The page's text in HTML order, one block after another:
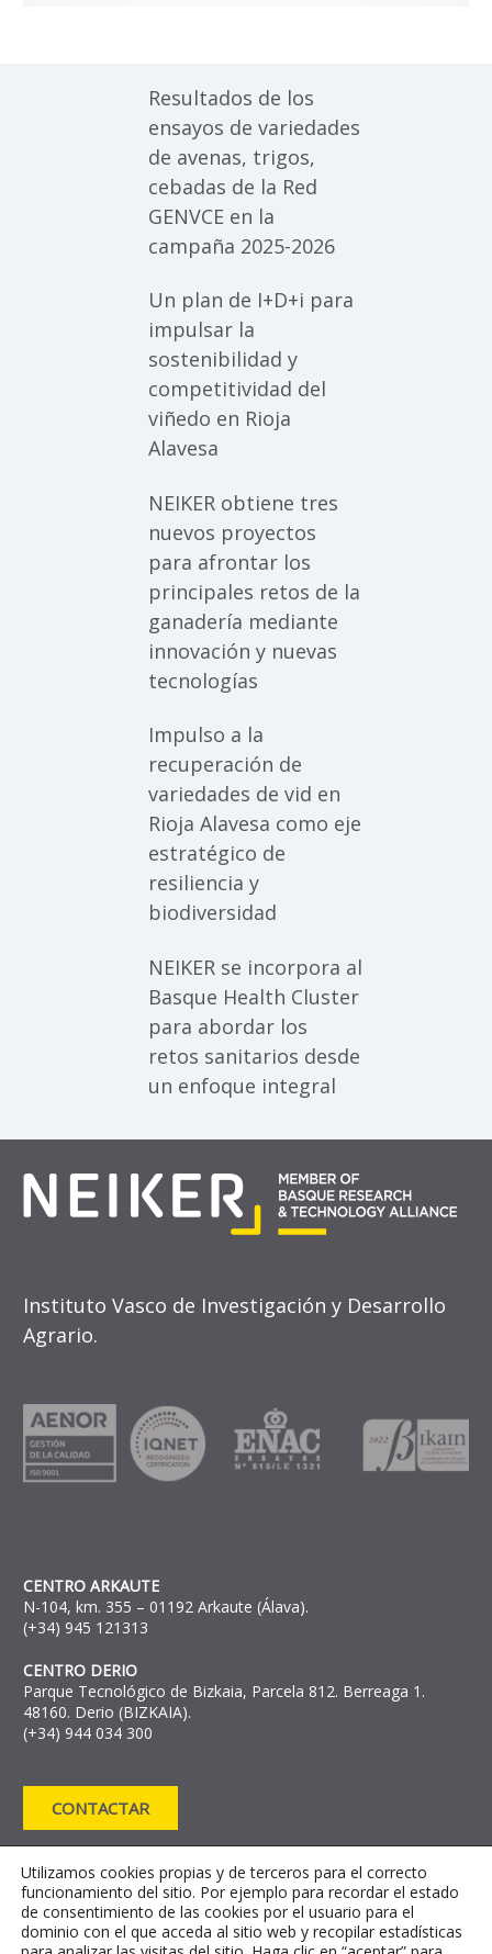
Resultados de los
ensayos de variedades
de avenas, trigos,
cebadas de la Red
GENVCE en la
campaña 2025-2026
Un plan de I+D+i para
impulsar la
sostenibilidad y
competitividad del
viñedo en Rioja
Alavesa
NEIKER obtiene tres
nuevos proyectos
para afrontar los
principales retos de la
ganadería mediante
innovación y nuevas
tecnologías
Impulso a la
recuperación de
variedades de vid en
Rioja Alavesa como eje
estratégico de
resiliencia y
biodiversidad
NEIKER se incorpora al
Basque Health Cluster
para abordar los
retos sanitarios desde
un enfoque integral
Instituto Vasco de Investigación y Desarrollo
Agrario.
CENTRO ARKAUTE
N-104, km. 355 – 01192 Arkaute (Álava).
(+34) 945 121313
CENTRO DERIO
Parque Tecnológico de Bizkaia, Parcela 812. Berreaga 1.
48160. Derio (BIZKAIA).
(+34) 944 034 300
CONTACTAR
AVISO LEGAL
POLÍTICA DE PRIVACIDAD
POLÍTICA DE COOKIES
CANAL DE DENUNCIAS
CANAL DE INFORMACIÓN CONTRA EL
Utilizamos cookies propias y de terceros para el correcto
funcionamiento del sitio. Por ejemplo para recordar el estado
de consentimiento de las cookies por el usuario para el
dominio con el que acceda al sitio web y recopilar estadísticas